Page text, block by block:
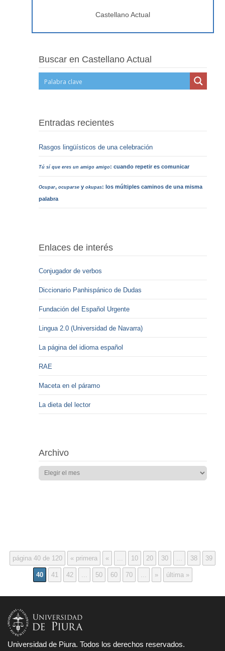
Castellano Actual
Buscar en Castellano Actual
Entradas recientes
Rasgos lingüísticos de una celebración
Tú sí que eres un amigo amigo: cuando repetir es comunicar
Ocupar,ocuparse yokupas: los múltiples caminos de una misma
palabra
Enlaces de interés
Conjugador de verbos
Diccionario Panhispánico de Dudas
Fundación del Español Urgente
Lingua 2.0 (Universidad de Navarra)
La página del idioma español
RAE
Maceta en el páramo
La dieta del lector
Archivo
página 40 de 120 « primera « ... 10 20 30 ... 38 39
40 41 42 ... 50 60 70 ... » última »
Universidad de Piura. Todos los derechos reservados.